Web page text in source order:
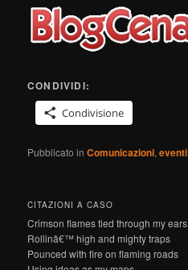
CONDIVIDI:
Condivisione
Pubblicato in Comunicazioni,eventi
CITAZIONI A CASO
Crimson flames tied through my ears
Rollinâ€™ high and mighty traps
Pounced with fire on flaming roads